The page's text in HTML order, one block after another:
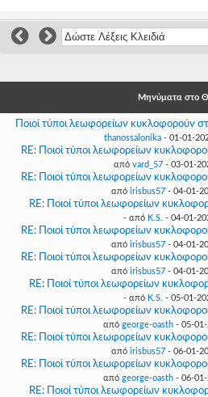
-
Σύνδεση
Εγγραφή
Μηνύματα στο
Ποιοί τύποι λεωφορείων κυκλοφορούν
thanossalonika - 01-01-
RE: Ποιοί τύποι λεωφορείων
από vard_57- 03-01-
RE: Ποιοί τύποι λεωφορείων
από irisbus57- 04-01-
RE: Ποιοί τύποι λεωφορείων
- από K.S. - 04-01-
RE: Ποιοί τύποι λεωφορείων
από irisbus57- 04-01-
RE: Ποιοί τύποι λεωφορείων
από irisbus57- 04-01-
RE: Ποιοί τύποι λεωφορείων
- από K.S. - 05-01-
RE: Ποιοί τύποι λεωφορείων
από george-oasth- 05-01-
RE: Ποιοί τύποι λεωφορείων
από irisbus57- 06-01-
RE: Ποιοί τύποι λεωφορείων
από george-oasth- 06-01-
RE: Ποιοί τύποι λεωφορείων